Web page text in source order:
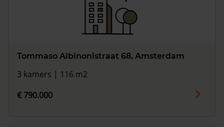
Tommaso Albinonistraat 68, Amsterdam
3 kamers | 116 m2
€ 790.000